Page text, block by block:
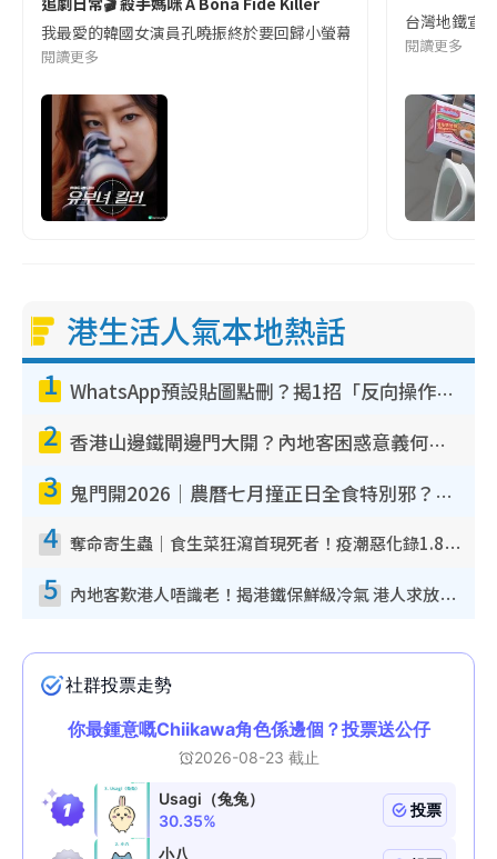
我最愛的韓國女演員孔曉振終於要回歸小螢幕啦!這次的劇本改編
閱讀更多
台灣地鐵宣
閱讀更多
港生活人氣本地熱話
1 WhatsApp預設貼圖點刪？揭1招「反向操作」還原簡潔介面 附3步實測教學
2 香港山邊鐵閘邊門大開？內地客困惑意義何在！網民神回覆：呢種叫法理性防禦
3 鬼門開2026｜農曆七月撞正日全食特別邪？專家警告切忌做一事！揭4大禁忌+2招保平安
4 奪命寄生蟲｜食生菜狂瀉首現死者！疫潮惡化錄1.8萬宗病例 揭洗菜3大謬誤
5 內地客歎港人唔識老！揭港鐵保鮮級冷氣 港人求放過：咪投訴